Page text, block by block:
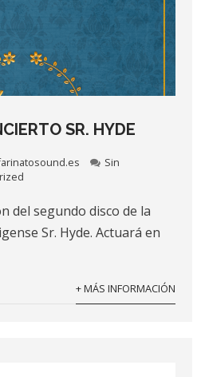
SR. HYDE
Sin
del segundo disco de la
Sr. Hyde. Actuará en
+ MÁS INFORMACIÓN